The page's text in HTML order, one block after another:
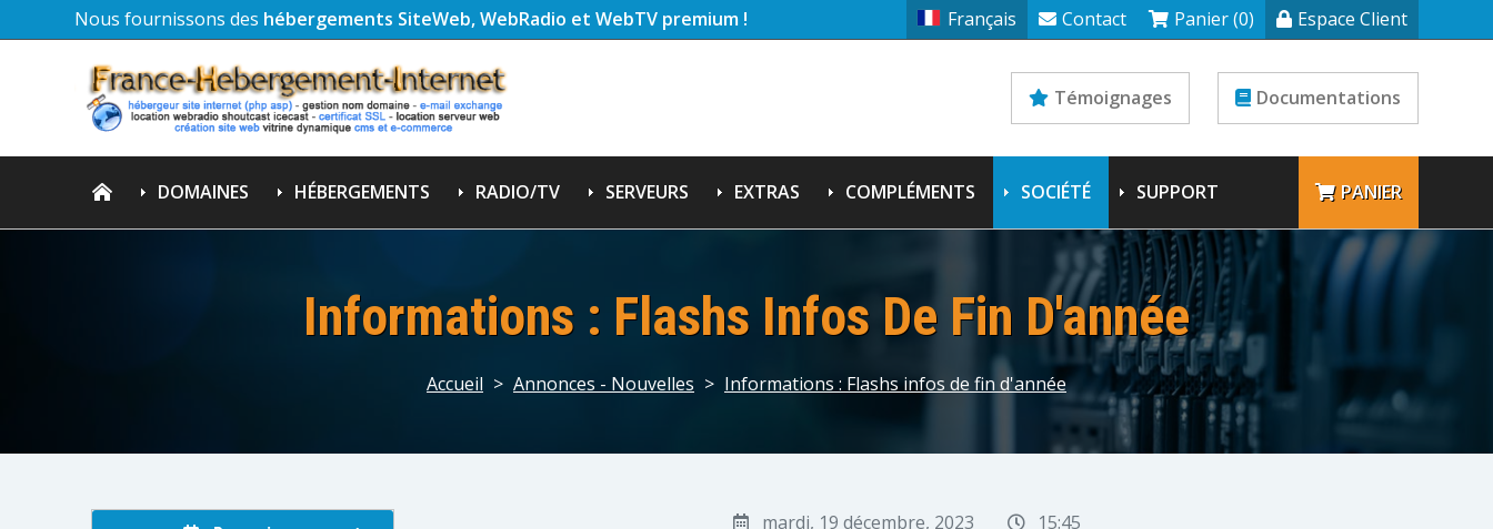
Nous fournissons des hébergements SiteWeb, WebRadio et WebTV premium ! Français Contact Panier (0) Espace Client
Témoignages Documentations
DOMAINES HÉBERGEMENTS RADIO/TV SERVEURS EXTRAS COMPLÉMENTS SOCIÉTÉ SUPPORT PANIER
Informations : Flashs Infos De Fin D'année
Accueil > Annonces - Nouvelles > Informations : Flashs infos de fin d'année
mardi, 19 décembre, 2023 15:45